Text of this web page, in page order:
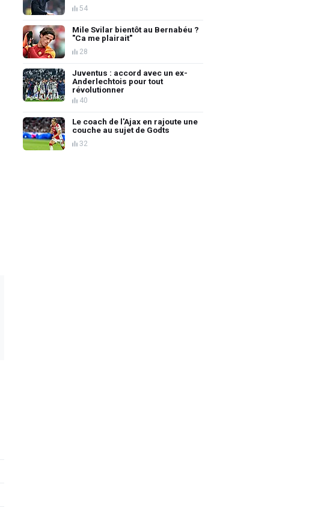
54
Mile Svilar bientôt au Bernabéu ?
"Ca me plairait"
28
Juventus : accord avec un ex-
Anderlechtois pour tout
révolutionner
40
Le coach de l'Ajax en rajoute une
couche au sujet de Godts
32